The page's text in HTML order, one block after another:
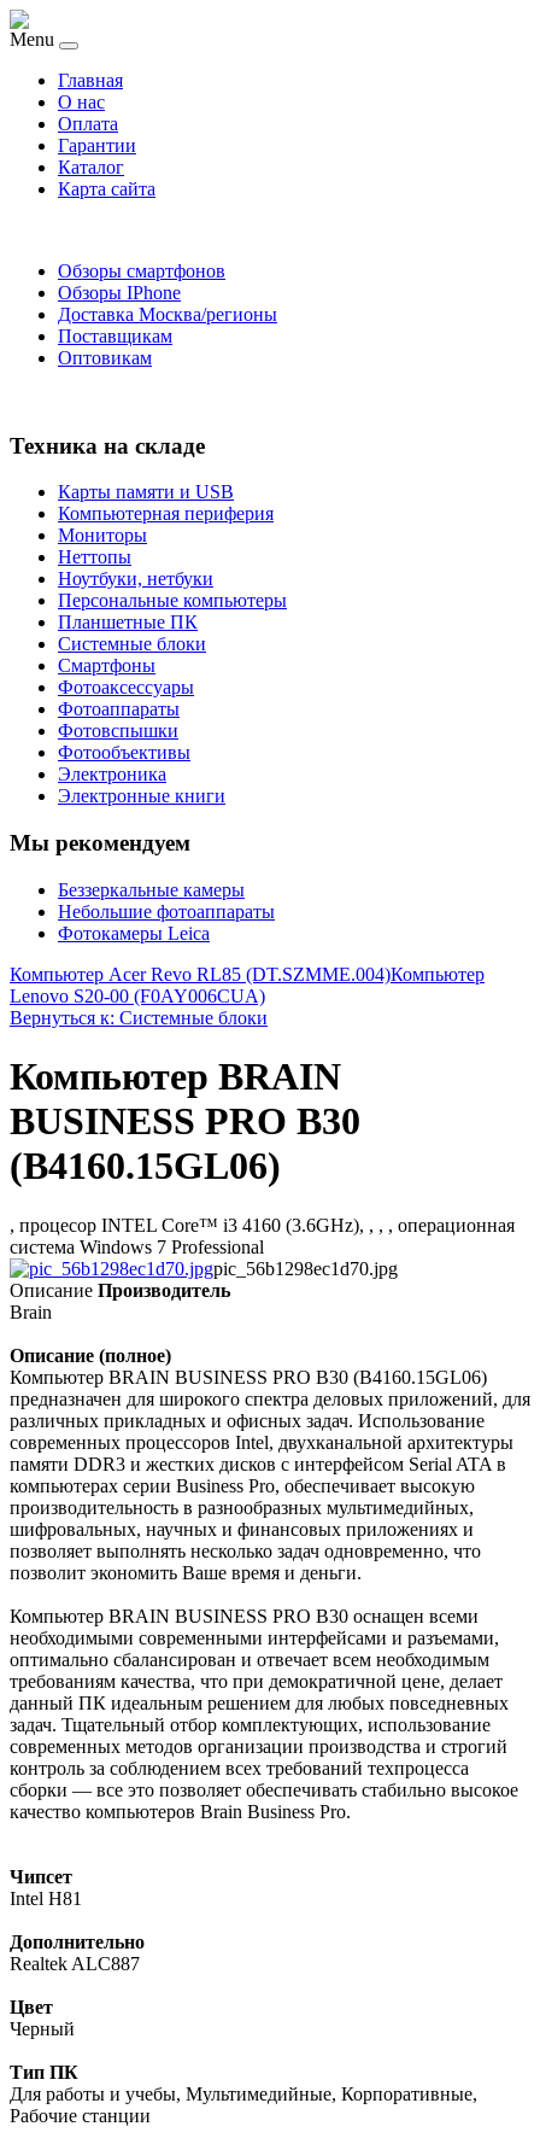
Menu
Главная
O нас
Оплата
Гарантии
Каталог
Карта сайта
Обзоры смартфонов
Обзоры IPhone
Доставка Москва/регионы
Поставщикам
Оптовикам
Техника на складе
Карты памяти и USB
Компьютерная периферия
Мониторы
Неттопы
Ноутбуки, нетбуки
Персональные компьютеры
Планшетные ПК
Системные блоки
Смартфоны
Фотоаксессуары
Фотоаппараты
Фотовспышки
Фотообъективы
Электроника
Электронные книги
Мы рекомендуем
Беззеркальные камеры
Небольшие фотоаппараты
Фотокамеры Leica
Компьютер Acer Revo RL85 (DT.SZMME.004)Компьютер
Lenovo S20-00 (F0AY006CUA)
Вернуться к: Системные блоки
Компьютер BRAIN
BUSINESS PRO B30
(B4160.15GL06)
, процесор INTEL Core™ i3 4160 (3.6GHz), , , , операционная
система Windows 7 Professional
pic_56b1298ec1d70.jpg
Описание Производитель
Brain
Описание (полное)
Компьютер BRAIN BUSINESS PRO B30 (B4160.15GL06)
предназначен для широкого спектра деловых приложений, для
различных прикладных и офисных задач. Использование
современных процессоров Intel, двухканальной архитектуры
памяти DDR3 и жестких дисков с интерфейсом Serial ATA в
компьютерах серии Business Pro, обеспечивает высокую
производительность в разнообразных мультимедийных,
шифровальных, научных и финансовых приложениях и
позволяет выполнять несколько задач одновременно, что
позволит экономить Ваше время и деньги.
Компьютер BRAIN BUSINESS PRO B30 оснащен всеми
необходимыми современными интерфейсами и разъемами,
оптимально сбалансирован и отвечает всем необходимым
требованиям качества, что при демократичной цене, делает
данный ПК идеальным решением для любых повседневных
задач. Тщательный отбор комплектующих, использование
современных методов организации производства и строгий
контроль за соблюдением всех требований техпроцесса
сборки — все это позволяет обеспечивать стабильно высокое
качество компьютеров Brain Business Pro.
Чипсет
Intel H81
Дополнительно
Realtek ALC887
Цвет
Черный
Тип ПК
Для работы и учебы, Мультимедийные, Корпоративные,
Рабочие станции